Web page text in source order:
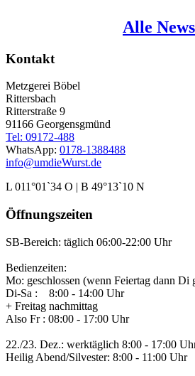
Alle News
Kontakt
Metzgerei Böbel
Rittersbach
Ritterstraße 9
91166 Georgensgmünd
Tel: 09172-488
WhatsApp: 0178-1388488
info@umdieWurst.de
L 011°01`34 O | B 49°13`10 N
Öffnungszeiten
SB-Bereich: täglich 06:00-22:00 Uhr
Bedienzeiten:
Mo: geschlossen (wenn Feiertag dann Di
Di-Sa : 8:00 - 14:00 Uhr
+ Freitag nachmittag
Also Fr : 08:00 - 17:00 Uhr
22./23. Dez.: werktäglich 8:00 - 17:00
Heilig Abend/Silvester: 8:00 - 11:00 Uhr